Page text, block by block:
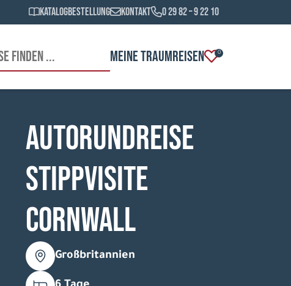
Katalogbestellung Kontakt 0 29 82 – 9 22 10
MEINE TRAUMREISEN 0
Autorundreise
Stippvisite
Cornwall
Großbritannien